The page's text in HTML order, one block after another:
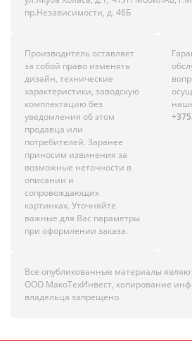
пр.Независимости, д. 46Б
Производитель оставляет
за собой право изменять
дизайн, технические
характеристики, заводскую
комплектацию без
уведомления об этом
продавца или
потребителей. Заранее
приносим извинения за
возможные неточности в
описании и
сопровождающих
картинках. Уточняйте
важные для Вас параметры
при оформлении заказа.
Все опубликованные материалы
ООО МакоТехИнвест, копирование
владельца запрещено.